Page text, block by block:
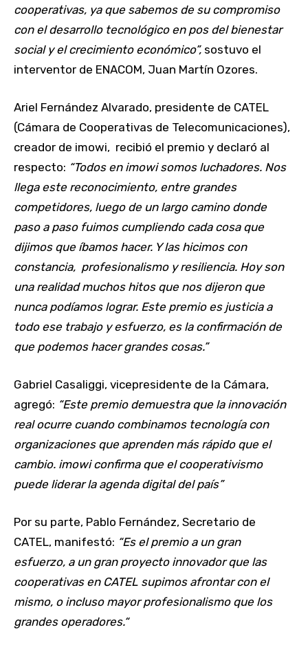
cooperativas, ya que sabemos de su compromiso
con el desarrollo tecnológico en pos del bienestar
social y el crecimiento económico”, sostuvo el
interventor de ENACOM, Juan Martín Ozores.
Ariel Fernández Alvarado, presidente de CATEL
(Cámara de Cooperativas de Telecomunicaciones),
creador de imowi, recibió el premio y declaró al
respecto: “Todos en imowi somos luchadores. Nos
llega este reconocimiento, entre grandes
competidores, luego de un largo camino donde
paso a paso fuimos cumpliendo cada cosa que
dijimos que íbamos hacer. Y las hicimos con
constancia, profesionalismo y resiliencia. Hoy son
una realidad muchos hitos que nos dijeron que
nunca podíamos lograr. Este premio es justicia a
todo ese trabajo y esfuerzo, es la confirmación de
que podemos hacer grandes cosas.”
Gabriel Casaliggi, vicepresidente de la Cámara,
agregó: “Este premio demuestra que la innovación
real ocurre cuando combinamos tecnología con
organizaciones que aprenden más rápido que el
cambio. imowi confirma que el cooperativismo
puede liderar la agenda digital del país”
Por su parte, Pablo Fernández, Secretario de
CATEL, manifestó: “Es el premio a un gran
esfuerzo, a un gran proyecto innovador que las
cooperativas en CATEL supimos afrontar con el
mismo, o incluso mayor profesionalismo que los
grandes operadores.“